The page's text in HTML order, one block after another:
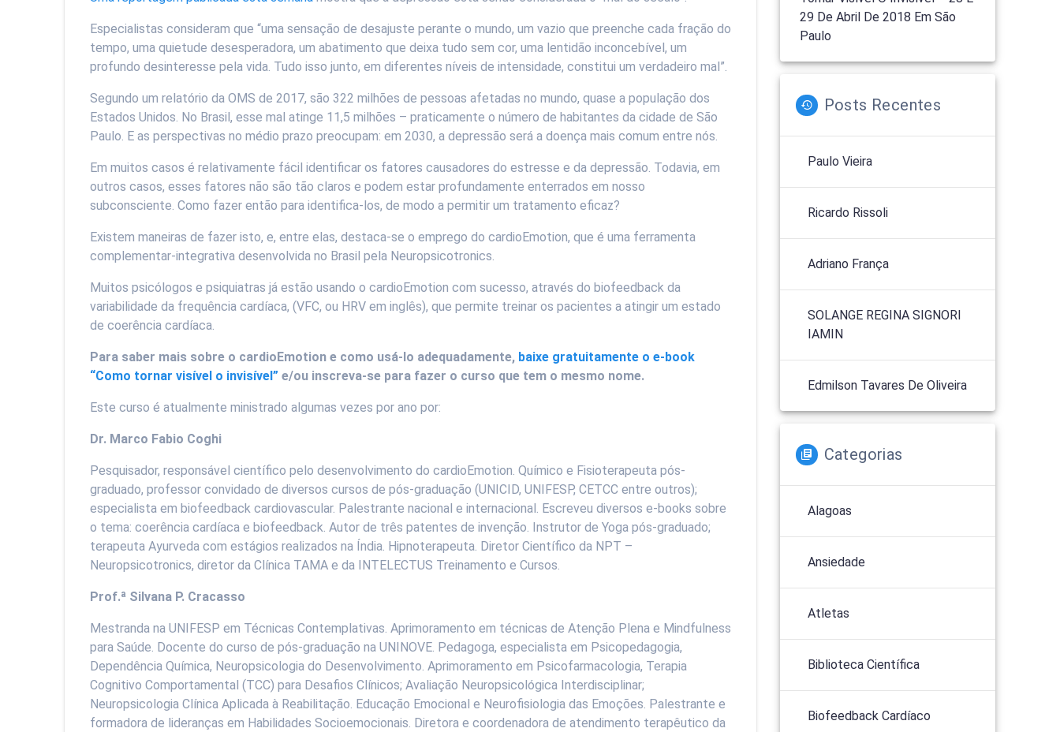
Especialistas consideram que “uma sensação de desajuste perante o mundo, um vazio que preenche cada fração do
tempo, uma quietude desesperadora, um abatimento que deixa tudo sem cor, uma lentidão inconcebível, um
profundo desinteresse pela vida. Tudo isso junto, em diferentes níveis de intensidade, constitui um verdadeiro mal”.
Segundo um relatório da OMS de 2017, são 322 milhões de pessoas afetadas no mundo, quase a população dos
Estados Unidos. No Brasil, esse mal atinge 11,5 milhões – praticamente o número de habitantes da cidade de São
Paulo. E as perspectivas no médio prazo preocupam: em 2030, a depressão será a doença mais comum entre nós.
Em muitos casos é relativamente fácil identificar os fatores causadores do estresse e da depressão. Todavia, em
outros casos, esses fatores não são tão claros e podem estar profundamente enterrados em nosso
subconsciente. Como fazer então para identifica-los, de modo a permitir um tratamento eficaz?
Existem maneiras de fazer isto, e, entre elas, destaca-se o emprego do cardioEmotion, que é uma ferramenta
complementar-integrativa desenvolvida no Brasil pela Neuropsicotronics.
Muitos psicólogos e psiquiatras já estão usando o cardioEmotion com sucesso, através do biofeedback da
variabilidade da frequência cardíaca, (VFC, ou HRV em inglês), que permite treinar os pacientes a atingir um estado
de coerência cardíaca.
Para saber mais sobre o cardioEmotion e como usá-lo adequadamente, baixe gratuitamente o e-book
“Como tornar visível o invisível” e/ou inscreva-se para fazer o curso que tem o mesmo nome.
Este curso é atualmente ministrado algumas vezes por ano por:
Dr. Marco Fabio Coghi
Pesquisador, responsável científico pelo desenvolvimento do cardioEmotion. Químico e Fisioterapeuta pós-
graduado, professor convidado de diversos cursos de pós-graduação (UNICID, UNIFESP, CETCC entre outros);
especialista em biofeedback cardiovascular. Palestrante nacional e internacional. Escreveu diversos e-books sobre
o tema: coerência cardíaca e biofeedback. Autor de três patentes de invenção. Instrutor de Yoga pós-graduado;
terapeuta Ayurveda com estágios realizados na Índia. Hipnoterapeuta. Diretor Científico da NPT –
Neuropsicotronics, diretor da Clínica TAMA e da INTELECTUS Treinamento e Cursos.
Prof.ª Silvana P. Cracasso
Mestranda na UNIFESP em Técnicas Contemplativas. Aprimoramento em técnicas de Atenção Plena e Mindfulness
para Saúde. Docente do curso de pós-graduação na UNINOVE. Pedagoga, especialista em Psicopedagogia,
Dependência Química, Neuropsicologia do Desenvolvimento. Aprimoramento em Psicofarmacologia, Terapia
Cognitivo Comportamental (TCC) para Desafios Clínicos; Avaliação Neuropsicológica Interdisciplinar;
Neuropsicologia Clínica Aplicada à Reabilitação. Educação Emocional e Neurofisiologia das Emoções. Palestrante e
formadora de lideranças em Habilidades Socioemocionais. Diretora e coordenadora de atendimento terapêutico da
29 De Abril De 2018 Em São
Paulo
Posts Recentes
Paulo Vieira
Ricardo Rissoli
Adriano França
SOLANGE REGINA SIGNORI
IAMIN
Edmilson Tavares De Oliveira
Categorias
Alagoas
Ansiedade
Atletas
Biblioteca Científica
Biofeedback Cardíaco